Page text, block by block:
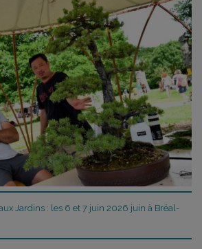
Jardins : les 6 et 7 juin 2026 juin à Bréal-